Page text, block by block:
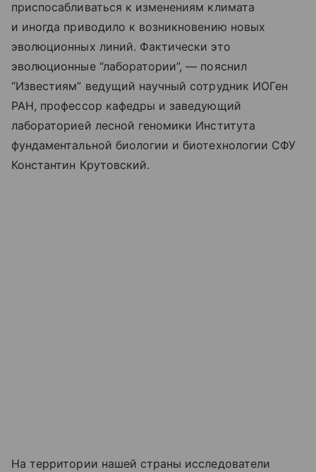
приспосабливаться к изменениям климата
и иногда приводило к возникновению новых
эволюционных линий. Фактически это
эволюционные “лаборатории”, — пояснил
“Известиям” ведущий научный сотрудник ИОГен
РАН, профессор кафедры и заведующий
лабораторией лесной геномики Института
фундаментальной биологии и биотехнологии СФУ
Константин Крутовский.
На территории нашей страны исследователи